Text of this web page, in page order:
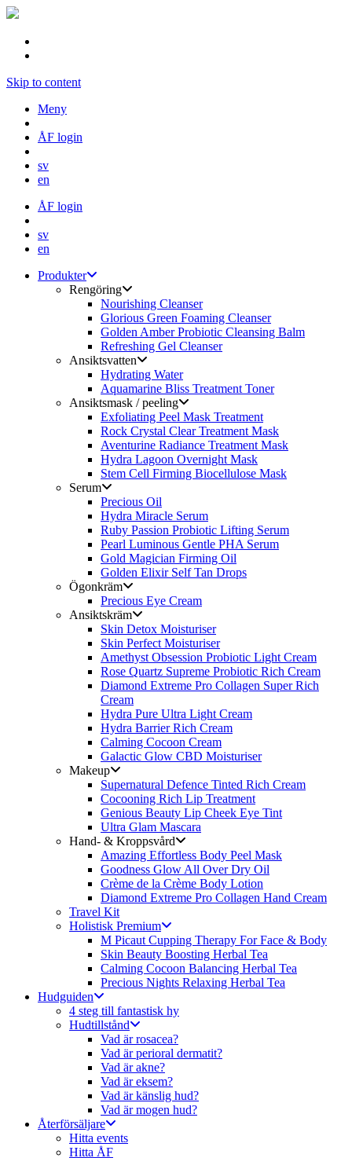
Skip to content
Meny
ÅF login
sv
en
ÅF login
sv
en
Produkter
Rengöring
Nourishing Cleanser
Glorious Green Foaming Cleanser
Golden Amber Probiotic Cleansing Balm
Refreshing Gel Cleanser
Ansiktsvatten
Hydrating Water
Aquamarine Bliss Treatment Toner
Ansiktsmask / peeling
Exfoliating Peel Mask Treatment
Rock Crystal Clear Treatment Mask
Aventurine Radiance Treatment Mask
Hydra Lagoon Overnight Mask
Stem Cell Firming Biocellulose Mask
Serum
Precious Oil
Hydra Miracle Serum
Ruby Passion Probiotic Lifting Serum
Pearl Luminous Gentle PHA Serum
Gold Magician Firming Oil
Golden Elixir Self Tan Drops
Ögonkräm
Precious Eye Cream
Ansiktskräm
Skin Detox Moisturiser
Skin Perfect Moisturiser
Amethyst Obsession Probiotic Light Cream
Rose Quartz Supreme Probiotic Rich Cream
Diamond Extreme Pro Collagen Super Rich
Cream
Hydra Pure Ultra Light Cream
Hydra Barrier Rich Cream
Calming Cocoon Cream
Galactic Glow CBD Moisturiser
Makeup
Supernatural Defence Tinted Rich Cream
Cocooning Rich Lip Treatment
Genious Beauty Lip Cheek Eye Tint
Ultra Glam Mascara
Hand- & Kroppsvård
Amazing Effortless Body Peel Mask
Goodness Glow All Over Dry Oil
Crème de la Crème Body Lotion
Diamond Extreme Pro Collagen Hand Cream
Travel Kit
Holistisk Premium
M Picaut Cupping Therapy For Face & Body
Skin Beauty Boosting Herbal Tea
Calming Cocoon Balancing Herbal Tea
Precious Nights Relaxing Herbal Tea
Hudguiden
4 steg till fantastisk hy
Hudtillstånd
Vad är rosacea?
Vad är perioral dermatit?
Vad är akne?
Vad är eksem?
Vad är känslig hud?
Vad är mogen hud?
Återförsäljare
Hitta events
Hitta ÅF